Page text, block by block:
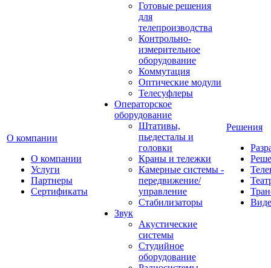
О компании
О компании
Услуги
Партнеры
Сертификаты
Готовые решения
для
телепроизводства
Контрольно-
измерительное
оборудование
Коммутация
Оптические модули
Телесуфлеры
Операторское
оборудование
Штативы,
пьедесталы и
головки
Краны и тележки
Камерные системы -
передвижение/
управление
Стабилизаторы
Звук
Акустические
системы
Студийное
оборудование
Решения